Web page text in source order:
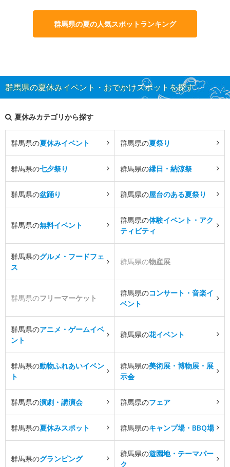
群馬県の夏の人気スポットランキング
群馬県の夏休みイベント・おでかけスポットを探す
夏休みカテゴリから探す
群馬県の夏休みイベント 群馬県の夏祭り
群馬県の七夕祭り 群馬県の縁日・納涼祭
群馬県の盆踊り 群馬県の屋台のある夏祭り
群馬県の無料イベント
群馬県の体験イベント・アク
ティビティ
群馬県のグルメ・フードフェ
ス
群馬県の物産展
群馬県のフリーマーケット
群馬県のコンサート・音楽イ
ベント
群馬県のアニメ・ゲームイベ
ント
群馬県の花イベント
群馬県の動物ふれあいイベン
ト
群馬県の美術展・博物展・展
示会
群馬県の演劇・講演会 群馬県のフェア
群馬県の夏休みスポット 群馬県のキャンプ場・BBQ場
群馬県のグランピング
群馬県の遊園地・テーマパー
ク